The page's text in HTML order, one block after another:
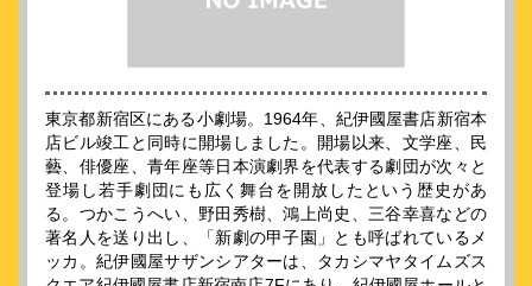
東京都新宿区にある小劇場。1964年、紀伊國屋書店新宿本
店ビル竣工と同時に開場しました。開場以来、文学座、民
藝、俳優座、青年座等日本演劇界を代表する劇団が次々と
登場し若手劇団にも広く舞台を開放したという歴史があ
る。つかこうへい、野田秀樹、鴻上尚史、三谷幸喜などの
著名人を送り出し、「新劇の甲子園」とも呼ばれているメ
ッカ。紀伊國屋サザンシアターは、タカシマヤタイムズス